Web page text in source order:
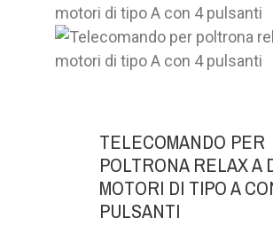
TELECOMANDO PER
POLTRONA RELAX A
MOTORI DI TIPO A
PULSANTI